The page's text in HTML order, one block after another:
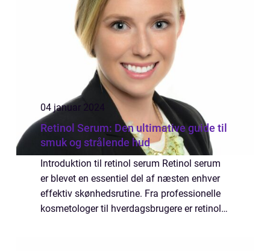
04 januar 2024
Retinol Serum: Den ultimative guide til
smuk og strålende hud
Introduktion til retinol serum Retinol serum
er blevet en essentiel del af næsten enhver
effektiv skønhedsrutine. Fra professionelle
kosmetologer til hverdagsbrugere er retinol